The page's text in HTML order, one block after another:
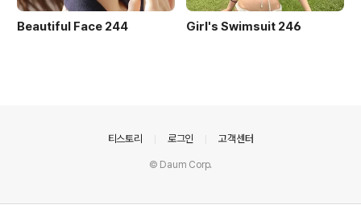
Beautiful Face 244 Girl's Swimsuit 246
티스토리 로그인 고객센터
© Daum Corp.